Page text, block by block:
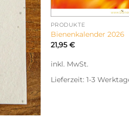
PRODUKTE
Bienenkalender 2026
21,95 €
inkl. MwSt.
Lieferzeit: 1-3